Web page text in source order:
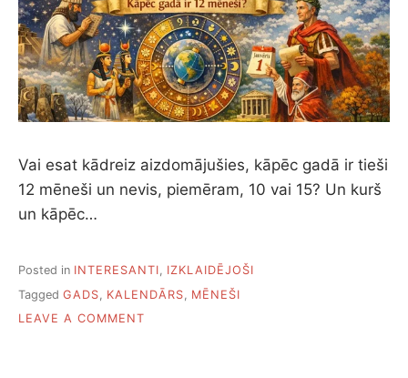
Vai esat kādreiz aizdomājušies, kāpēc gadā ir tieši
12 mēneši un nevis, piemēram, 10 vai 15? Un kurš
un kāpēc…
Posted in INTERESANTI, IZKLAIDĒJOŠI
Tagged GADS KALENDĀRS
MĒNEŠI
LEAVE A COMMENT